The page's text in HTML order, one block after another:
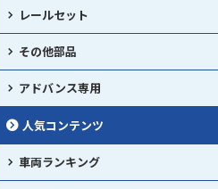
レールセット
その他部品
アドバンス専用
人気コンテンツ
車両ランキング